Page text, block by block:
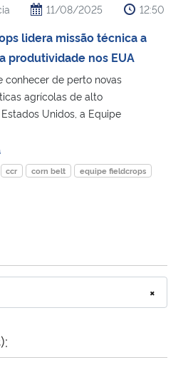
Inovações e Comunicações
e dos Direitos Humanos
11/08/2025 12:50
lidera missão técnica a
produtividade nos EUA
conhecer de perto novas
agrícolas de alto
Unidos, a Equipe
ccr corn belt
equipe fieldcrops
×